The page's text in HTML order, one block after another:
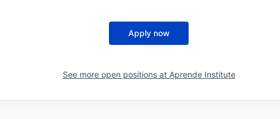
Apply now
See more open positions at Aprende Institute